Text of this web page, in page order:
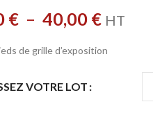
€ – 40,00 € HT
de grille d’exposition
VOTRE LOT